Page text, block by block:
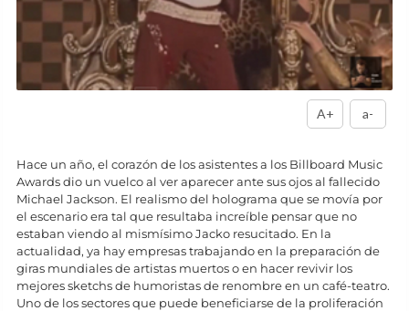
A+ a-
Hace un año, el corazón de los asistentes a los Billboard Music
Awards dio un vuelco al ver aparecer ante sus ojos al fallecido
Michael Jackson. El realismo del holograma que se movía por
el escenario era tal que resultaba increíble pensar que no
estaban viendo al mismísimo Jacko resucitado. En la
actualidad, ya hay empresas trabajando en la preparación de
giras mundiales de artistas muertos o en hacer revivir los
mejores sketchs de humoristas de renombre en un café-teatro.
Uno de los sectores que puede beneficiarse de la proliferación